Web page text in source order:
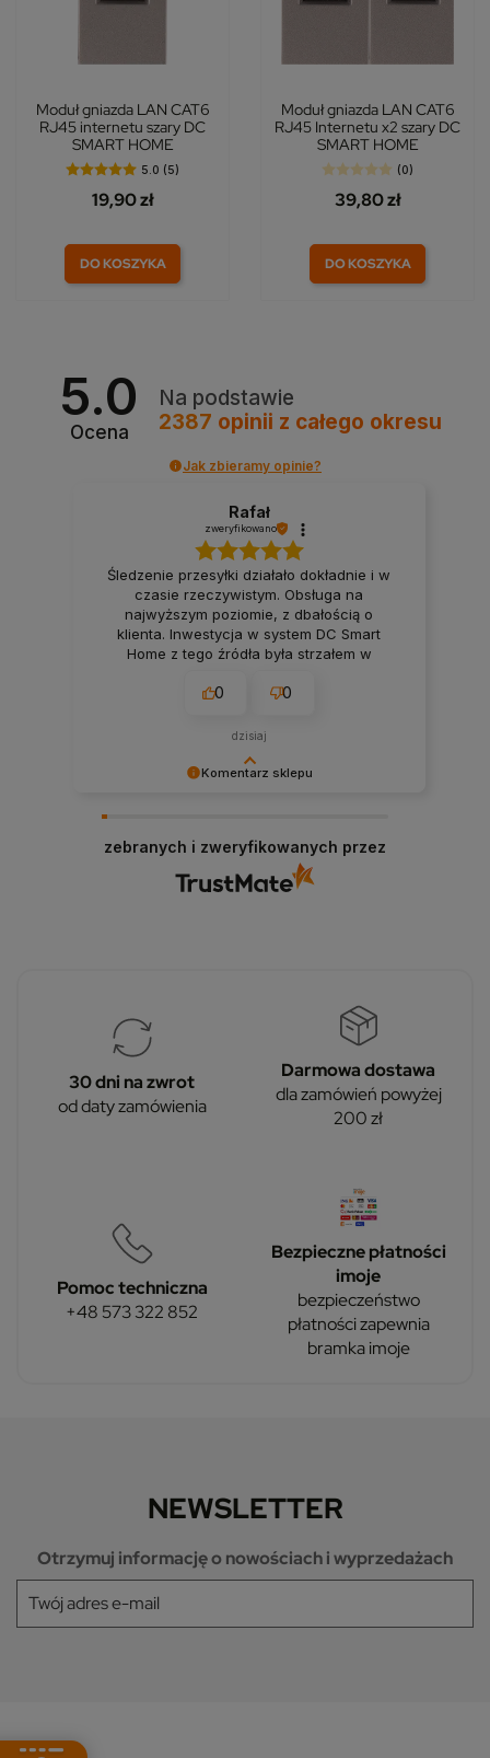
Moduł gniazda LAN CAT6
RJ45 internetu szary DC
SMART HOME
5.0 (5)
19,90 zł
DO KOSZYKA
Moduł gniazda LAN CAT6
RJ45 Internetu x2 szary DC
SMART HOME
(0)
39,80 zł
DO KOSZYKA
5.0
Ocena
Na podstawie
2387 opinii z całego okresu
Jak zbieramy opinie?
Komentarz sklepu
Rafał
zweryfikowano
Śledzenie przesyłki działało dokładnie i w
czasie rzeczywistym. Obsługa na
najwyższym poziomie, z dbałością o
klienta. Inwestycja w system DC Smart
Home z tego źródła była strzałem w
certyfikatami i normami [jeśli dotyczy].
folią/pianką.
0 0
dzisiaj
zebranych i zweryfikowanych przez
30 dni na zwrot
od daty zamówienia
Darmowa dostawa
dla zamówień powyżej
200 zł
Pomoc techniczna
+48 573 322 852
Bezpieczne płatności
imoje
bezpieczeństwo
płatności zapewnia
bramka imoje
NEWSLETTER
Otrzymuj informację o nowościach i wyprzedażach